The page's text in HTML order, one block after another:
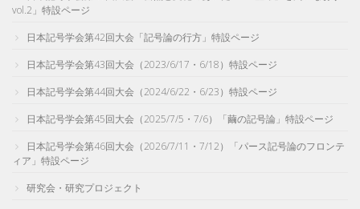
vol.2」特設ページ
日本記号学会第42回大会「記号論の行方」特設ページ
日本記号学会第43回大会（2023/6/17・6/18）特設ページ
日本記号学会第44回大会（2024/6/22・6/23）特設ページ
日本記号学会第45回大会（2025/7/5・7/6）「繭の記号論」特設ページ
日本記号学会第46回大会（2026/7/11・7/12）「パース記号論のフロンテ
ィア」特設ページ
研究会・研究プロジェクト